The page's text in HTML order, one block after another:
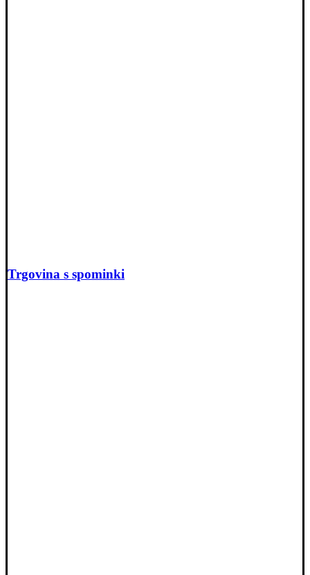
Trgovina s spominki